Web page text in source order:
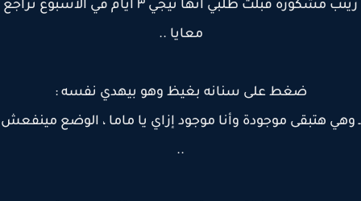
زينب مشكورة قبلت طلبي أنها تيجي ٣ أيام في الأسبوع تراجع
معايا ..
ضغط على سنانه بغيظ وهو بيهدي نفسه :
هتبقى موجودة وأنا موجود إزاي يا ماما ، الوضع مينفعش